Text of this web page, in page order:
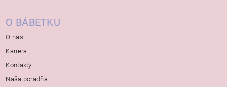
O BÁBETKU
O nás
Kariera
Kontakty
Naša poradňa